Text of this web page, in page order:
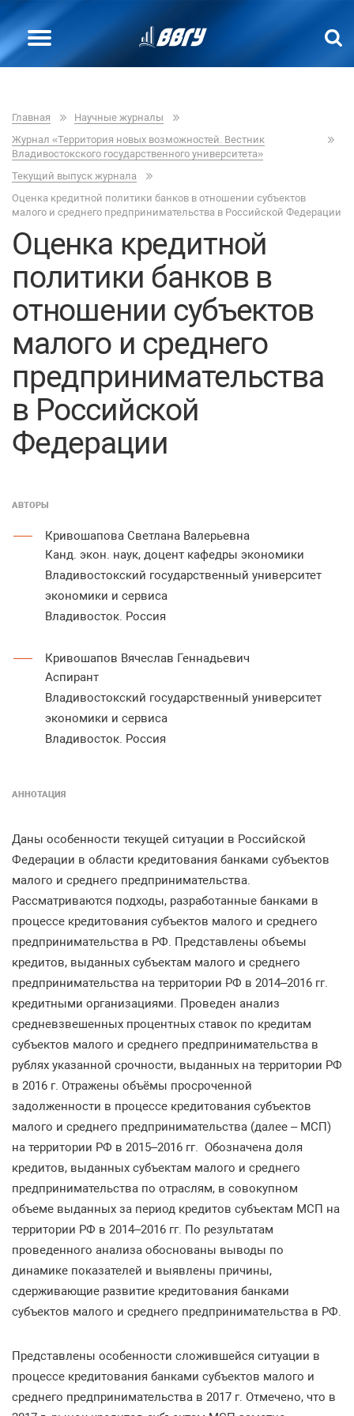
Главная
Научные журналы
Журнал «Территория новых возможностей. Вестник
Владивостокского государственного университета»
Текущий выпуск журнала
Оценка кредитной политики банков в отношении субъектов
малого и среднего предпринимательства в Российской Федерации
Оценка кредитной
политики банков в
отношении субъектов
малого и среднего
предпринимательства
в Российской
Федерации
АВТОРЫ
Кривошапова Светлана Валерьевна
Канд. экон. наук, доцент кафедры экономики
Владивостокский государственный университет
экономики и сервиса
Владивосток. Россия
Кривошапов Вячеслав Геннадьевич
Аспирант
Владивостокский государственный университет
экономики и сервиса
Владивосток. Россия
АННОТАЦИЯ
Даны особенности текущей ситуации в Российской
Федерации в области кредитования банками субъектов
малого и среднего предпринимательства.
Рассматриваются подходы, разработанные банками в
процессе кредитования субъектов малого и среднего
предпринимательства в РФ. Представлены объемы
кредитов, выданных субъектам малого и среднего
предпринимательства на территории РФ в 2014–2016 гг.
кредитными организациями. Проведен анализ
средневзвешенных процентных ставок по кредитам
субъектов малого и среднего предпринимательства в
рублях указанной срочности, выданных на территории РФ
в 2016 г. Отражены объёмы просроченной
задолженности в процессе кредитования субъектов
малого и среднего предпринимательства (далее – МСП)
на территории РФ в 2015–2016 гг. Обозначена доля
кредитов, выданных субъектам малого и среднего
предпринимательства по отраслям, в совокупном
объеме выданных за период кредитов субъектам МСП на
территории РФ в 2014–2016 гг. По результатам
проведенного анализа обоснованы выводы по
динамике показателей и выявлены причины,
сдерживающие развитие кредитования банками
субъектов малого и среднего предпринимательства в РФ.
Представлены особенности сложившейся ситуации в
процессе кредитования банками субъектов малого и
среднего предпринимательства в 2017 г. Отмечено, что в